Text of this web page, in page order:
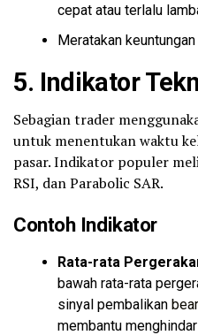
cepat atau terlalu
Meratakan
5. Indikator
Sebagian trader
untuk menentukan waktu
pasar. Indikator populer
RSI, dan Parabolic SAR.
Contoh Indikator
Rata-rata
bawah rata-rata
sinyal pembalikan
membantu